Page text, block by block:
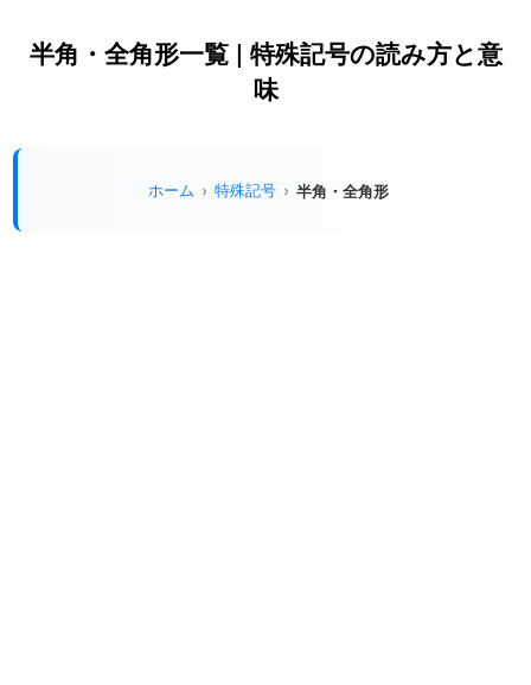
半角・全角形一覧 | 特殊記号の読み方と意
味
ホーム 特殊記号 半角・全角形